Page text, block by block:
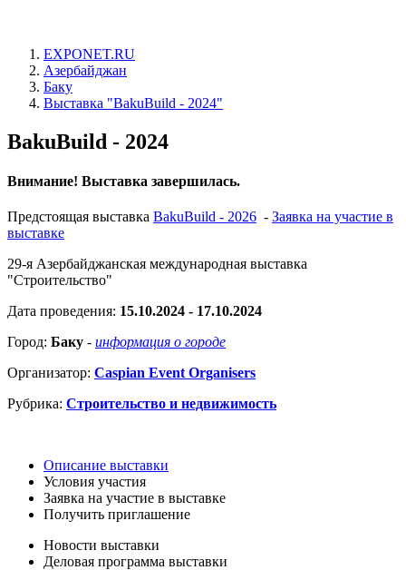
EXPONET.RU
Азербайджан
Баку
Выставка "BakuBuild - 2024"
BakuBuild - 2024
Внимание! Выставка завершилась.
Предстоящая выставка BakuBuild - 2026 - Заявка на участие в
выставке
29-я Азербайджанская международная выставка
"Строительство"
Дата проведения: 15.10.2024 - 17.10.2024
Город: Баку - информация о городе
Организатор: Caspian Event Organisers
Рубрика: Строительство и недвижимость
Описание выставки
Условия участия
Заявка на участие в выставке
Получить приглашение
Новости выставки
Деловая программа выставки